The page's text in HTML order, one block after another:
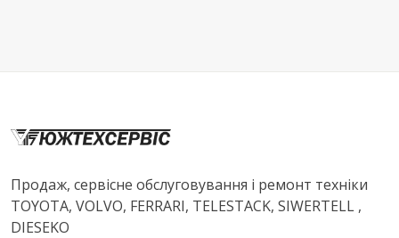
Продаж, сервісне обслуговування і ремонт техніки
TOYOTA, VOLVO, FERRARI, TELESTACK, SIWERTELL ,
DIESEKO